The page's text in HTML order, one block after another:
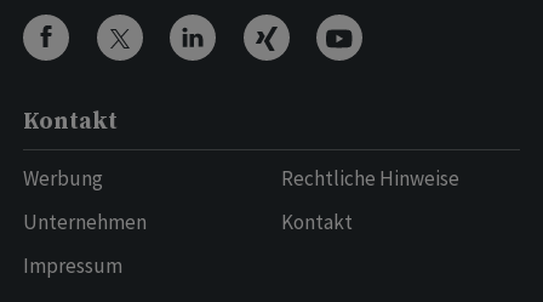
Kontakt
Werbung
Unternehmen
Impressum
Rechtliche Hinweise
Kontakt